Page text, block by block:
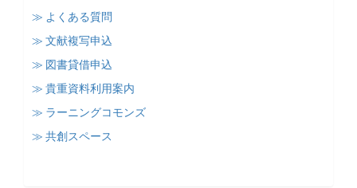
≫ よくある質問
≫ 文献複写申込
≫ 図書貸借申込
≫ 貴重資料利用案内
≫ ラーニングコモンズ
≫ 共創スペース